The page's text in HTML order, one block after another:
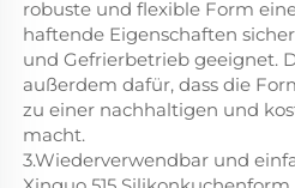
robuste und flexible Form
haftende Eigenschaften
und Gefrierbetrieb geeignet.
außerdem dafür, dass die
zu einer nachhaltigen und
macht.
3.Wiederverwendbar und